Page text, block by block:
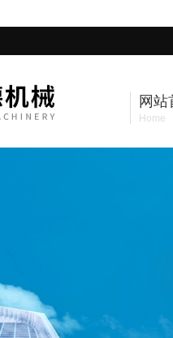
网站
Home